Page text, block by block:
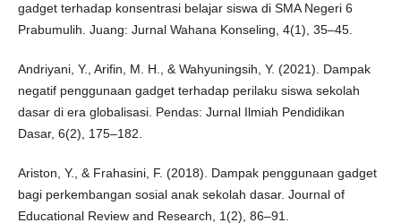
gadget terhadap konsentrasi belajar siswa di SMA Negeri 6
Prabumulih. Juang: Jurnal Wahana Konseling, 4(1), 35–45.
Andriyani, Y., Arifin, M. H., & Wahyuningsih, Y. (2021). Dampak
negatif penggunaan gadget terhadap perilaku siswa sekolah
dasar di era globalisasi. Pendas: Jurnal Ilmiah Pendidikan
Dasar, 6(2), 175–182.
Ariston, Y., & Frahasini, F. (2018). Dampak penggunaan gadget
bagi perkembangan sosial anak sekolah dasar. Journal of
Educational Review and Research, 1(2), 86–91.